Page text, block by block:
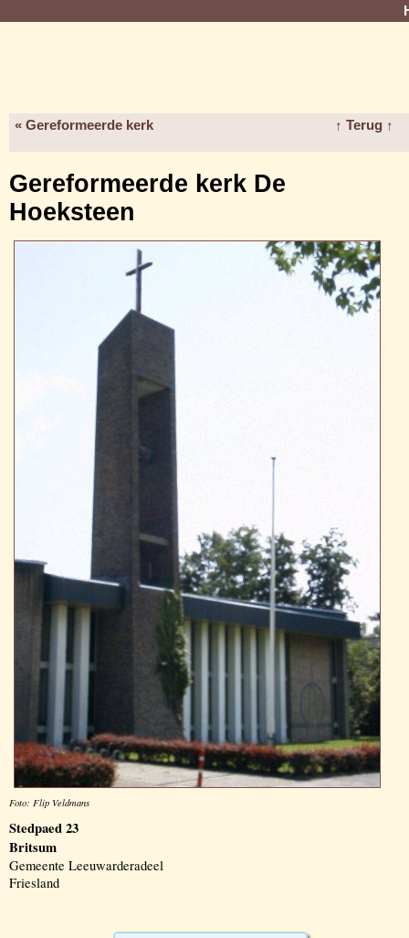
« Gereformeerde kerk ↑ Terug ↑
Gereformeerde kerk De
Hoeksteen
Foto: Flip Veldmans
Stedpaed 23
Britsum
Gemeente Leeuwarderadeel
Friesland